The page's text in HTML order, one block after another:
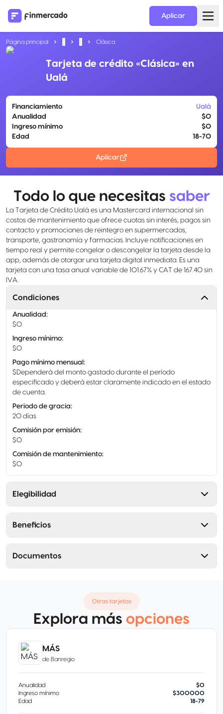
Aplicar
Página principal Clásica
Tarjeta de crédito «Clásica» en
Ualá
Financiamiento
Ualá
Anualidad
$0
Ingreso mínimo
$0
Edad
18-70
Aplicar
Todo lo que necesitas saber
La Tarjeta de Crédito Ualá es una Mastercard internacional sin
costos de mantenimiento que ofrece cuotas sin interés, pagos sin
contacto y promociones de reintegro en supermercados,
transporte, gastronomía y farmacias. Incluye notificaciones en
tiempo real y permite congelar o descongelar la tarjeta desde la
app, además de otorgar una tarjeta digital inmediata. Es una
tarjeta con una tasa anual variable de 101.67% y CAT de 167.40 sin
IVA.
Condiciones
Anualidad:
$0
Ingreso mínimo:
$0
Pago mínimo mensual :
$Dependerá del monto gastado durante el período
especificado y deberá estar claramente indicado en el estado
de cuenta.
Periodo de gracia:
20 días
Comisión por emisión:
$0
Comisión de mantenimiento:
$0
Elegibilidad
Beneficios
Documentos
Otras tarjetas
Explora más opciones
MÁS
de Banregio
Anualidad
$0
Ingreso mínimo
$300000
Edad
18-79